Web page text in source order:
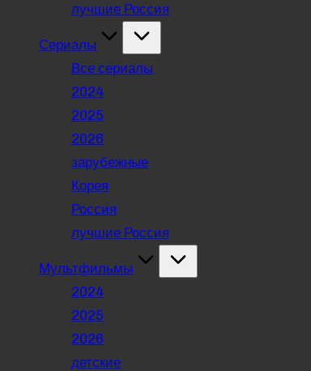
лучшие Россия
Сериалы
Все сериалы
2024
2025
2026
зарубежные
Корея
Россия
лучшие Россия
Мультфильмы
2024
2025
2026
детские